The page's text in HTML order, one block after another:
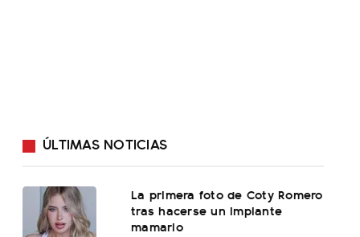
ÚLTIMAS NOTICIAS
La primera foto de Coty Romero
tras hacerse un implante
mamario